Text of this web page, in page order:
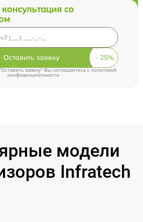
со
Оставить заявку
заявку" Вы соглашаетесь c политикой
конфиденциальности
модели
Infratech